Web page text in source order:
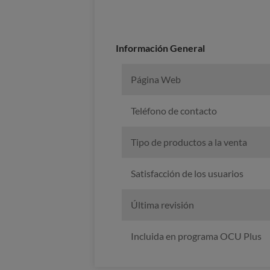
Información General
Página Web
Teléfono de contacto
Tipo de productos a la venta
Satisfacción de los usuarios
Última revisión
Incluida en programa OCU Plus